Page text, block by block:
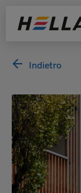
Indietro